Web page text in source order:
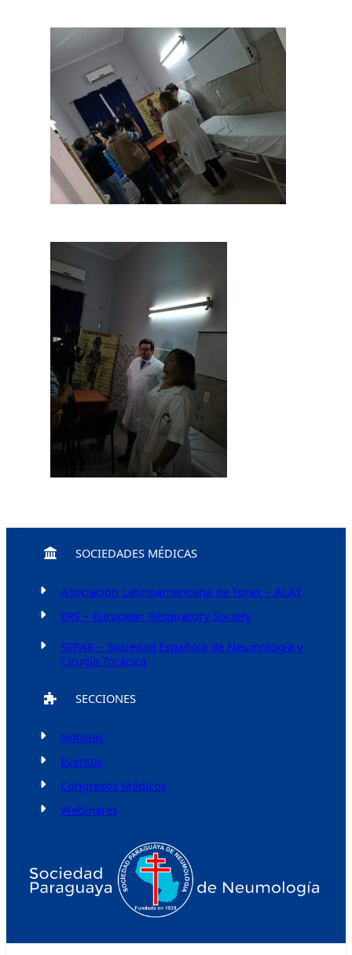
SOCIEDADES MÉDICAS
Asociación Latinoamericana de Torax – ALAT
ERS – European Respiratory Society
SEPAR – Sociedad Española de Neumología y
Cirugía Torácica
SECCIONES
Noticias
Eventos
Congresos Médicos
Webinares